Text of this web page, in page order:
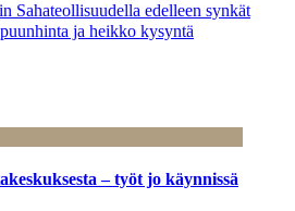
Sahateollisuudella edelleen synkät
ja heikko kysyntä
– työt jo käynnissä